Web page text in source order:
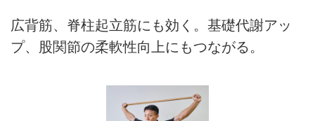
広背筋、脊柱起立筋にも効く。基礎代謝アッ
プ、股関節の柔軟性向上にもつながる。